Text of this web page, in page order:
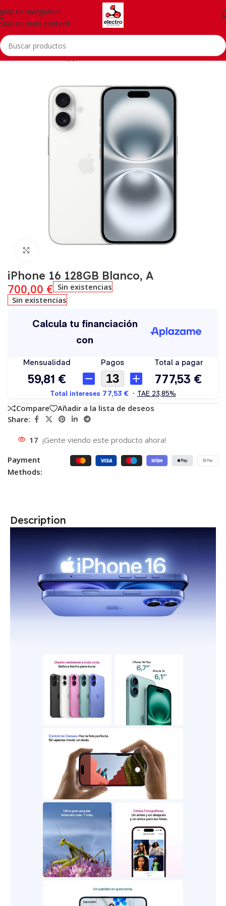
Skip to navigation
Skip to main content
Inicio/Telefonía/Apple iPhone
iPhone 16 128GB Blanco, A
700,00 € Sin existencias
Sin existencias
Compare
Añadir a la lista de deseos
Share:
17 ¡Gente viendo este producto ahora!
Payment
Methods:
Description